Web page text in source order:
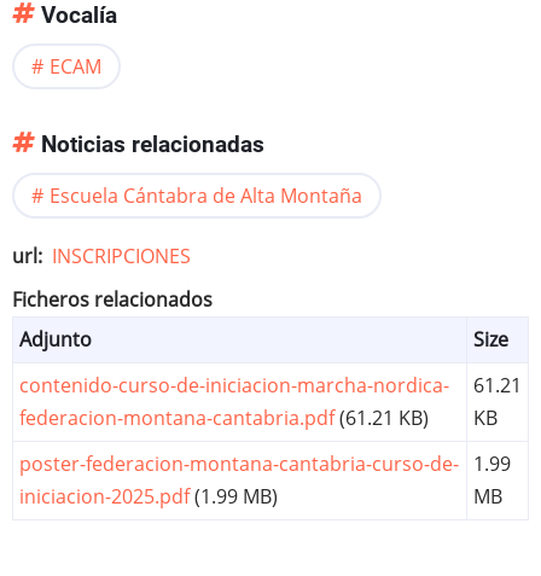
Vocalía
ECAM
Noticias relacionadas
Escuela Cántabra de Alta Montaña
url INSCRIPCIONES
Ficheros relacionados
Adjunto
Size
contenido-curso-de-iniciacion-marcha-nordica-
federacion-montana-cantabria.pdf(61.21 KB)
61.21
KB
poster-federacion-montana-cantabria-curso-de-
iniciacion-2025.pdf(1.99 MB)
1.99
MB